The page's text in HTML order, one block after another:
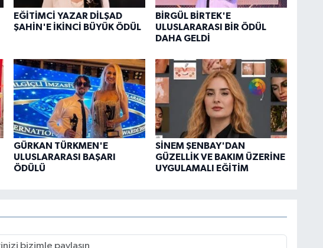
EĞİTİMCİ YAZAR DİLŞAD
ŞAHİN'E İKİNCİ BÜYÜK ÖDÜL
BİRGÜL BİRTEK'E
ULUSLARARASI BİR ÖDÜL
DAHA GELDİ
GÜRKAN TÜRKMEN'E
ULUSLARARASI BAŞARI
ÖDÜLÜ
SİNEM ŞENBAY'DAN
GÜZELLİK VE BAKIM ÜZERİNE
UYGULAMALI EĞİTİM